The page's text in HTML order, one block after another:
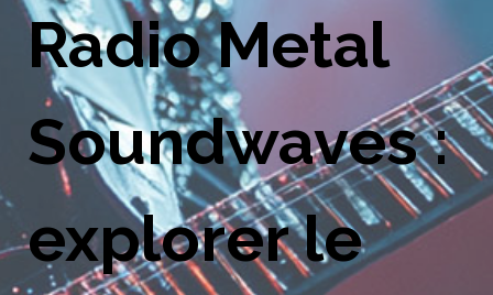
Radio Metal
Soundwaves :
explorer le